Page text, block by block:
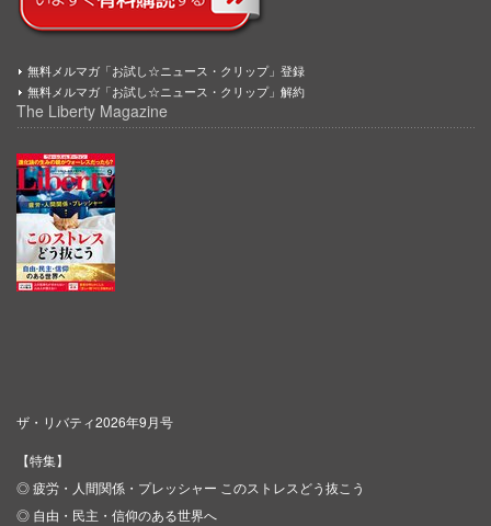
無料メルマガ「お試し☆ニュース・クリップ」登録
無料メルマガ「お試し☆ニュース・クリップ」解約
The Liberty Magazine
ザ・リバティ2026年9月号
【特集】
◎ 疲労・人間関係・プレッシャー このストレスどう抜こう
◎ 自由・民主・信仰のある世界へ